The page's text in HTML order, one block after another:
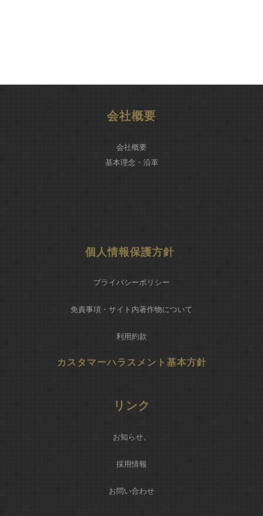
会社概要
会社概要
基本理念・沿革
個人情報保護方針
プライバシーポリシー
免責事項・サイト内著作物について
利用約款
カスタマーハラスメント基本方針
リンク
お知らせ。
採用情報
お問い合わせ